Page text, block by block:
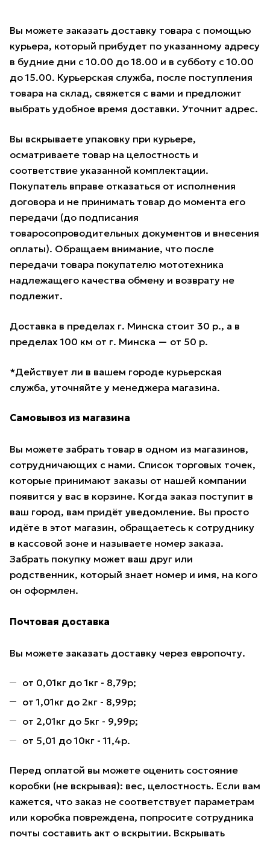
Вы можете заказать доставку товара с помощью
курьера, который прибудет по указанному адресу
в будние дни с 10.00 до 18.00 и в субботу с 10.00
до 15.00. Курьерская служба, после поступления
товара на склад, свяжется с вами и предложит
выбрать удобное время доставки. Уточнит адрес.
Вы вскрываете упаковку при курьере,
осматриваете товар на целостность и
соответствие указанной комплектации.
Покупатель вправе отказаться от исполнения
договора и не принимать товар до момента его
передачи (до подписания
товаросопроводительных документов и внесения
оплаты). Обращаем внимание, что после
передачи товара покупателю мототехника
надлежащего качества обмену и возврату не
подлежит.
Доставка в пределах г. Минска стоит 30 р., а в
пределах 100 км от г. Минска — от 50 р.
*Действует ли в вашем городе курьерская
служба, уточняйте у менеджера магазина.
Самовывоз из магазина
Вы можете забрать товар в одном из магазинов,
сотрудничающих с нами. Список торговых точек,
которые принимают заказы от нашей компании
появится у вас в корзине. Когда заказ поступит в
ваш город, вам придёт уведомление. Вы просто
идёте в этот магазин, обращаетесь к сотруднику
в кассовой зоне и называете номер заказа.
Забрать покупку может ваш друг или
родственник, который знает номер и имя, на кого
он оформлен.
Почтовая доставка
Вы можете заказать доставку через европочту.
от 0,01кг до 1кг - 8,79р;
от 1,01кг до 2кг - 8,99р;
от 2,01кг до 5кг - 9,99р;
от 5,01 до 10кг - 11,4р.
Перед оплатой вы можете оценить состояние
коробки (не вскрывая): вес, целостность. Если вам
кажется, что заказ не соответствует параметрам
или коробка повреждена, попросите сотрудника
почты составить акт о вскрытии. Вскрывать